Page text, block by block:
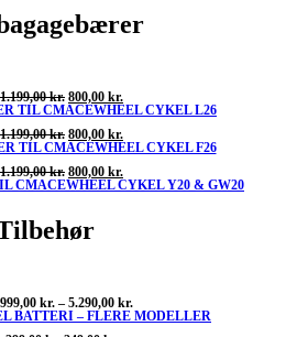
1.199,00kr. Den
oprindelige
pris
var:
800,00 kr.Den
aktuelle
er:
TIL CMACEWHEEL CYKEL L26
1.199,00kr. Den
oprindelige
pris
var:
800,00 kr.Den
aktuelle
er:
TIL CMACEWHEEL CYKEL F26
1.199,00kr. Den
oprindelige
1.199,00 kr..
800,00 kr.Den
aktuelle
CMACEWHEEL CYKEL Y20 & GW20
kr. – 5.290,00 kr.Prisinterval:
3.999,00 kr.
BATTERI – FLERE MODELLER